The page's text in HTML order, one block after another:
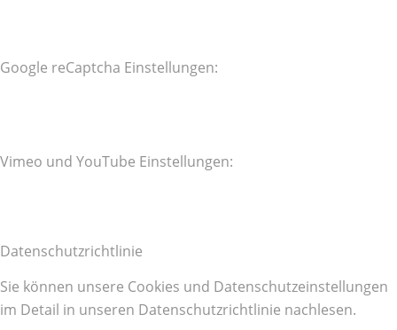
Google reCaptcha Einstellungen:
Vimeo und YouTube Einstellungen:
Datenschutzrichtlinie
Sie können unsere Cookies und Datenschutzeinstellungen
im Detail in unseren Datenschutzrichtlinie nachlesen.